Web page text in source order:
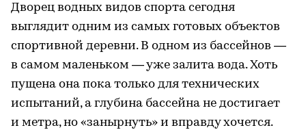
Дворец водных видов спорта сегодня
выглядит одним из самых готовых объектов
спортивной деревни. В одном из бассейнов —
в самом маленьком — уже залита вода. Хоть
пущена она пока только для технических
испытаний, а глубина бассейна не достигает
и метра, но «занырнуть» и вправду хочется.